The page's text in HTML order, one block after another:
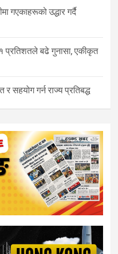
गएकाहरूको उद्धार गर्दै
प्रतिशतले बढे गुनासा, एकीकृत
र सहयोग गर्न राज्य प्रतिबद्ध